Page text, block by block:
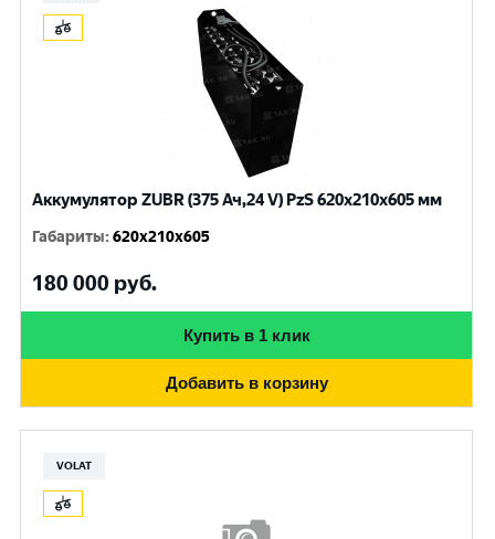
Аккумулятор ZUBR (375 Ач,24 V) PzS 620x210x605 мм
Габариты:620x210x605
180 000 руб.
Купить в 1 клик
Добавить в корзину
VOLAT